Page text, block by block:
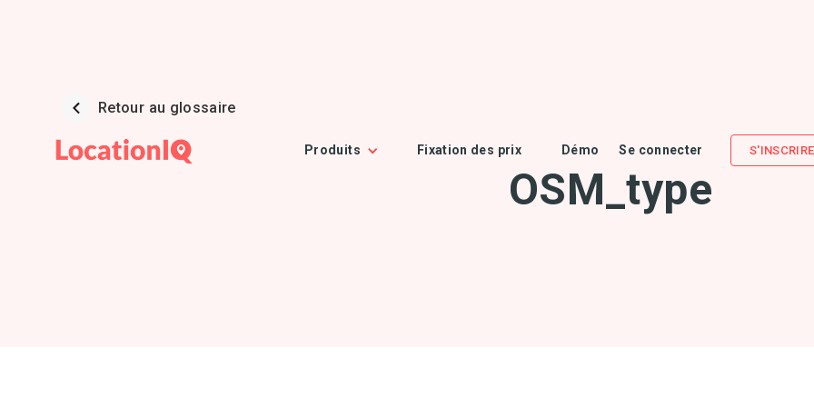
Produits Fixation des prix Démo Se connecter S'INSCRIRE
Retour au glossaire
OSM_type